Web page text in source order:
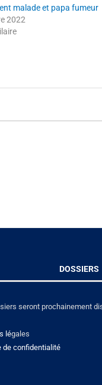
malade et papa fumeur
2022
DOSSIERS
seront prochainement
légales
de confidentialité